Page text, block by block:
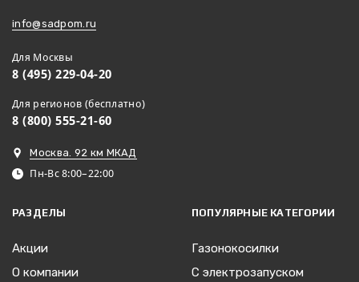
info@sadpom.ru
Для Москвы
8 (495) 229-04-20
Для регионов (бесплатно)
8 (800) 555-21-60
Москва. 92 км МКАД
Пн-Вс 8:00–22:00
РАЗДЕЛЫ
Акции
О компании
ПОПУЛЯРНЫЕ КАТЕГОРИИ
Газонокосилки
С электрозапуском